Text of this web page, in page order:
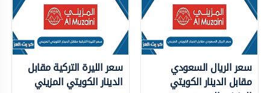
سعر الريال السعودي
مقابل الدينار الكويتي
سعر الليرة التركية مقابل
الدينار الكويتي المزيني